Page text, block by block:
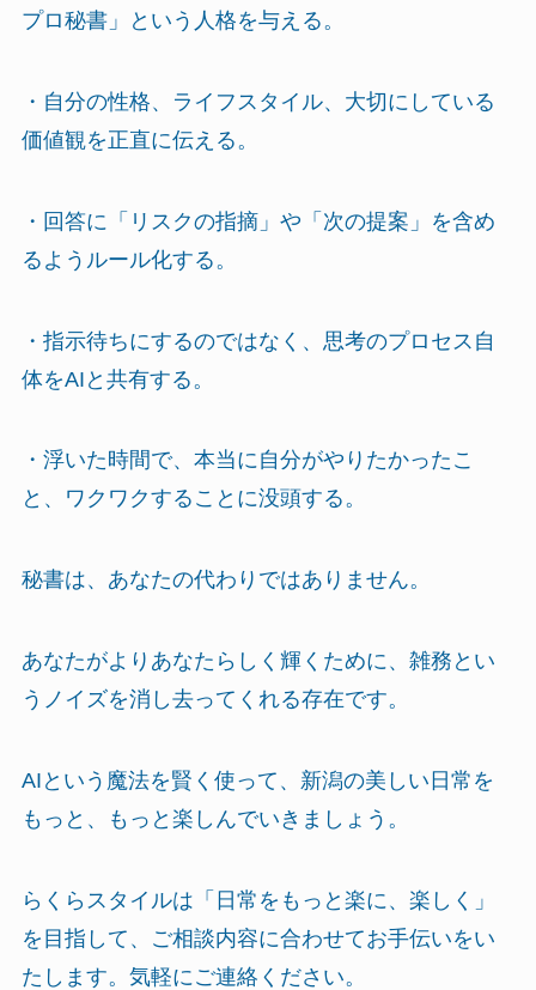
プロ秘書」という人格を与える。
・自分の性格、ライフスタイル、大切にしている
価値観を正直に伝える。
・回答に「リスクの指摘」や「次の提案」を含め
るようルール化する。
・指示待ちにするのではなく、思考のプロセス自
体をAIと共有する。
・浮いた時間で、本当に自分がやりたかったこ
と、ワクワクすることに没頭する。
秘書は、あなたの代わりではありません。
あなたがよりあなたらしく輝くために、雑務とい
うノイズを消し去ってくれる存在です。
AIという魔法を賢く使って、新潟の美しい日常を
もっと、もっと楽しんでいきましょう。
らくらスタイルは「日常をもっと楽に、楽しく」
を目指して、ご相談内容に合わせてお手伝いをい
たします。気軽にご連絡ください。